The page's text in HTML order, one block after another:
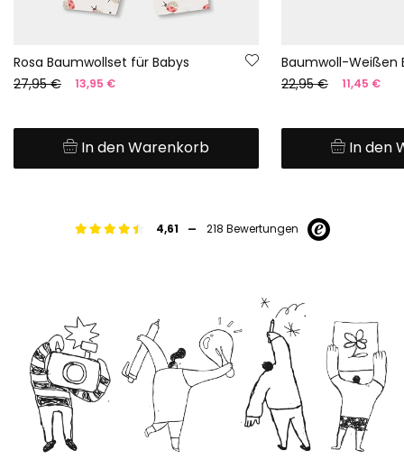
Rosa Baumwollset für Babys
27,95 €
13,95 €
In den Warenkorb
22,95 € 11,45 €
In den
4,61 - 218 Bewertungen